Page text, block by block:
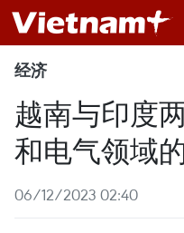
经济
越南与印度
和电气领域
06/12/2023 02:40